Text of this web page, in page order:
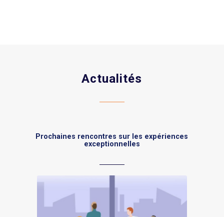
Actualités
Prochaines rencontres sur les expériences
exceptionnelles